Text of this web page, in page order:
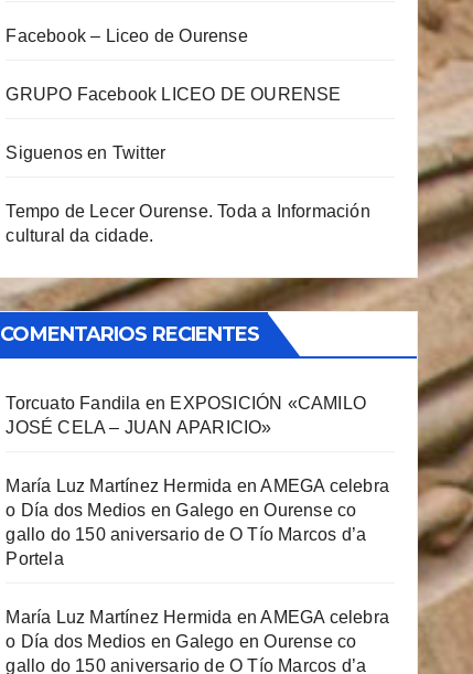
Facebook – Liceo de Ourense
GRUPO Facebook LICEO DE OURENSE
Siguenos en Twitter
Tempo de Lecer Ourense. Toda a Información
cultural da cidade.
COMENTARIOS RECIENTES
Torcuato Fandila en EXPOSICIÓN «CAMILO
JOSÉ CELA – JUAN APARICIO»
María Luz Martínez Hermida enAMEGA celebra
o Día dos Medios en Galego en Ourense co
gallo do 150 aniversario de O Tío Marcos d’a
Portela
María Luz Martínez Hermida enAMEGA celebra
o Día dos Medios en Galego en Ourense co
gallo do 150 aniversario de O Tío Marcos d’a